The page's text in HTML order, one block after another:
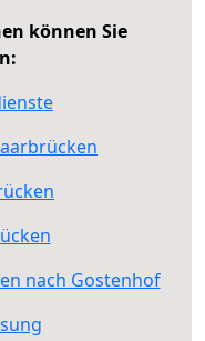
können Sie
nach Gostenhof